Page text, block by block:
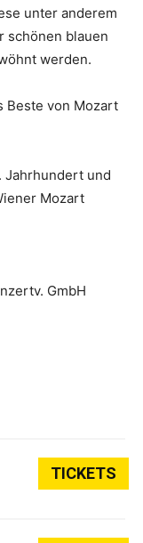
unter anderem
schönen blauen
werden.
Beste von Mozart
Jahrhundert und
Mozart
GmbH
TICKETS